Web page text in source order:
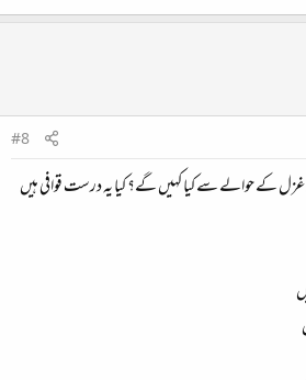
#8
حوالے سے کیا کہیں گے؟ کیا یہ درست قوافی ہیں